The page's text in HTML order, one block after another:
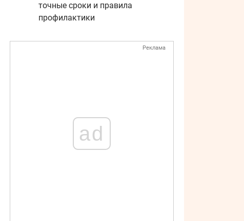
точные сроки и правила
профилактики
Реклама
ad